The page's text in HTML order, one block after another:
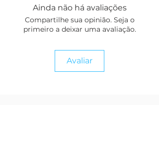
encomenda).
Ainda não há avaliações
Compartilhe sua opinião. Seja o
primeiro a deixar uma avaliação.
Avaliar